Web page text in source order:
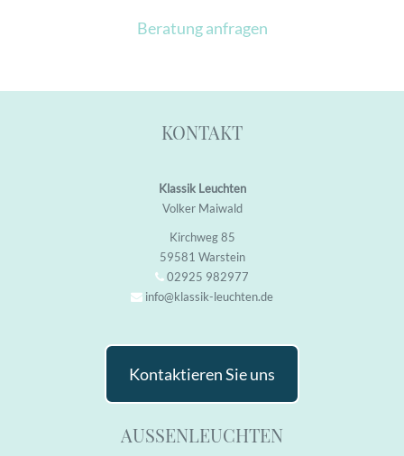
Beratung anfragen
KONTAKT
Klassik Leuchten
Volker Maiwald
Kirchweg 85
59581 Warstein
02925 982977
info@klassik-leuchten.de
Kontaktieren Sie uns
AUSSENLEUCHTEN